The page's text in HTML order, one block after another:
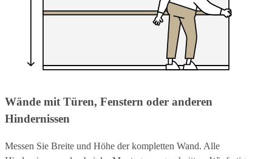
Wände mit Türen, Fenstern oder anderen
Hindernissen
Messen Sie Breite und Höhe der kompletten Wand. Alle